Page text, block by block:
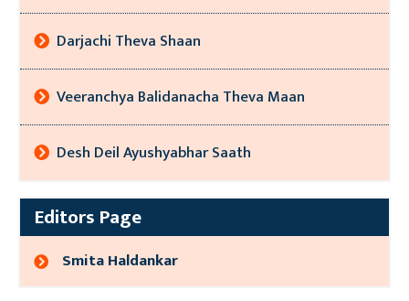
Darjachi Theva Shaan
Veeranchya Balidanacha Theva Maan
Desh Deil Ayushyabhar Saath
Editors Page
Smita Haldankar